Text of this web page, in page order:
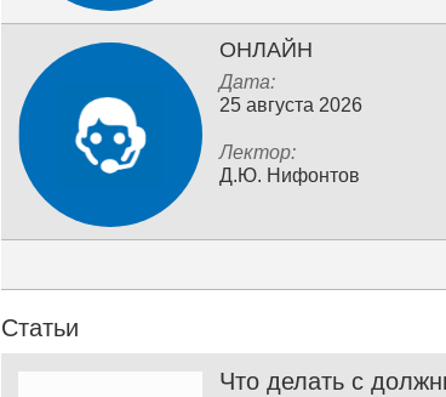
ОНЛАЙН
Дата:
25 августа 2026
Лектор:
Д.Ю. Нифонтов
Статьи
Что делать с